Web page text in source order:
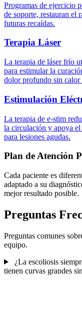
Programas de ejercicio
de soporte, restauran el
futuras recaídas.
Terapia Láser
La terapia de láser frío
para estimular la
dolor profundo sin calor
Estimulación
La terapia de e-stim
la circulación y apoya
para lesiones agudas.
Plan de Atención
Cada paciente es
adaptado a su
mejor resultado posible.
Preguntas
Preguntas comunes
equipo.
¿La escoliosis
tienen curvas grandes